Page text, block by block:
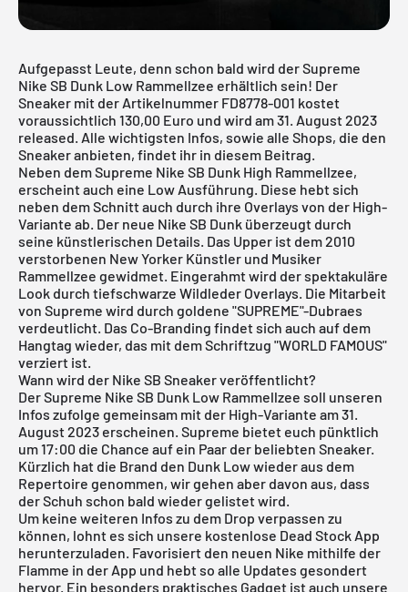
Aufgepasst Leute, denn schon bald wird der Supreme
Nike SB Dunk Low Rammellzee erhältlich sein! Der
Sneaker mit der Artikelnummer FD8778-001 kostet
voraussichtlich 130,00 Euro und wird am 31. August 2023
released. Alle wichtigsten Infos, sowie alle Shops, die den
Sneaker anbieten, findet ihr in diesem Beitrag.
Neben demSupreme Nike SB Dunk High Rammellzee,
erscheint auch eine Low Ausführung. Diese hebt sich
neben dem Schnitt auch durch ihre Overlays von der High-
Variante ab. Der neue Nike SB Dunk überzeugt durch
seine künstlerischen Details. Das Upper ist dem 2010
verstorbenen New Yorker Künstler und Musiker
Rammellzee gewidmet. Eingerahmt wird der spektakuläre
Look durch tiefschwarze Wildleder Overlays. Die Mitarbeit
von Supreme wird durch goldene "SUPREME"-Dubraes
verdeutlicht. Das Co-Branding findet sich auch auf dem
Hangtag wieder, das mit dem Schriftzug "WORLD FAMOUS"
verziert ist.
Wann wird der Nike SB Sneaker veröffentlicht?
Der Supreme Nike SB Dunk Low Rammellzee soll unseren
Infos zufolge gemeinsam mit der High-Variante am 31.
August 2023 erscheinen. Supreme bietet euch pünktlich
um 17:00 die Chance auf ein Paar der beliebten Sneaker.
Kürzlich hat die Brand den Dunk Lowwieder aus dem
Repertoire genommen, wir gehen aber davon aus, dass
der Schuh schon bald wieder gelistet wird.
Um keine weiteren Infos zu dem Drop verpassen zu
können, lohnt es sich unsere kostenlose Dead Stock App
herunterzuladen. Favorisiert den neuen Nike mithilfe der
Flamme in der App und hebt so alle Updates gesondert
hervor. Ein besonders praktisches Gadget ist auch unsere